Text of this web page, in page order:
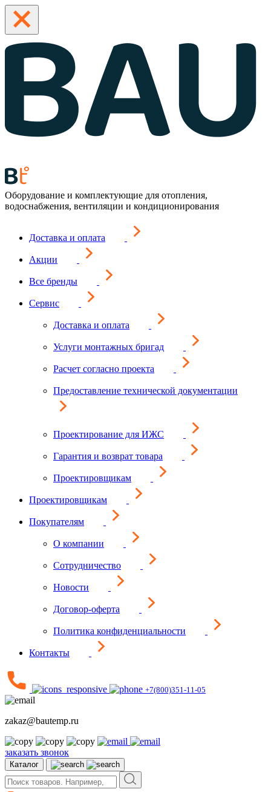
Оборудование и комплектующие для отопления,
водоснабжения, вентиляции и кондиционирования
Доставка и оплата
Акции
Все бренды
Сервис
Доставка и оплата
Услуги монтажных бригад
Расчет согласно проекта
Предоставление технической документации
Проектирование для ИЖС
Гарантия и возврат товара
Проектировщикам
Проектировщикам
Покупателям
О компании
Сотрудничество
Новости
Договор-оферта
Политика конфиденциальности
Контакты
+7(800)351-11-05
zakaz@bautemp.ru
заказать звонок
Каталог